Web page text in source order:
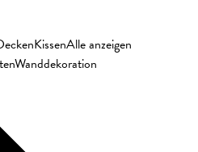
KissenAlle anzeigen
Wanddekoration